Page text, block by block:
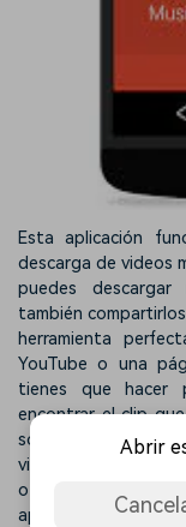
Esta aplicación
descarga de videos
puedes
también
herramienta
YouTube o una
tienes que hacer
encontrar el clip
sobre el video para
videos que
otro lado de la
aplicación es que
Abrir